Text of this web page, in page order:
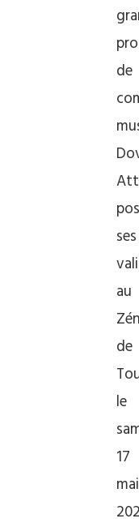
de
ses
au
de
le
17
mai